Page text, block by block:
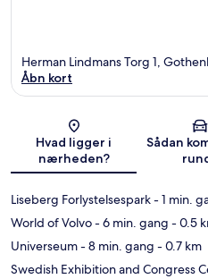
Herman Lindmans Torg 1,
Åbn kort
Hvad ligger i
nærheden?
Sådan
Liseberg Forlystelsespark- 1 min.
World of Volvo- 6 min. gang - 0.5
Universeum- 8 min. gang - 0.7 km
Swedish Exhibition and Congress